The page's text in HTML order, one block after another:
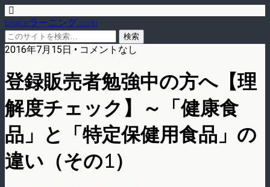
blog.eラーニング.co.jp
2016年7月15日 • コメントなし
登録販売者勉強中の方へ【理
解度チェック】～「健康食
品」と「特定保健用食品」の
違い（その1）